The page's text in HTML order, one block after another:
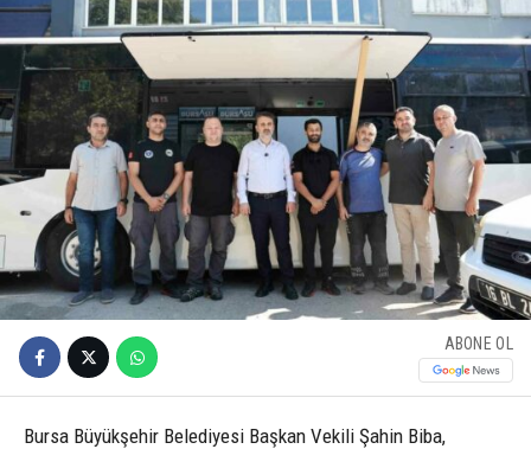
ABONE OL
Bursa Büyükşehir Belediyesi Başkan Vekili Şahin Biba,